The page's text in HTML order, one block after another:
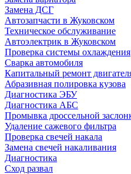
Замена ДСГ
Автозапчасти в Жуковском
Техническое обслуживание
Автоэлектрик в Жуковском
Проверка системы охлаждения
Сварка автомобиля
Капитальный ремонт
Абразивная полировка кузова
Диагностика ЭБУ
Диагностика АБС
Промывка дроссельной
Удаление сажевого фильтра
Проверка свечей накала
Замена свечей накаливания
Диагностика
Сход развал